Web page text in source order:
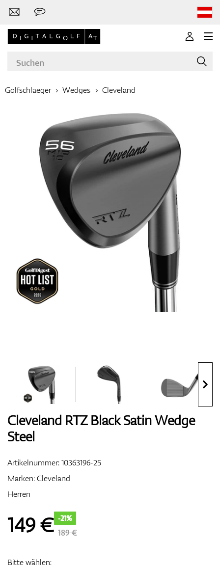
Marken
Golfschläger
Handschuhe
Bags
Entfernungsmesser & GPS
Golfschlaeger Wedges Cleveland
Cleveland RTZ Black Satin Wedge
Steel
Artikelnummer:10363196-25
Marken:Cleveland
Herren
149€ -21%
189 €
Bitte wählen: